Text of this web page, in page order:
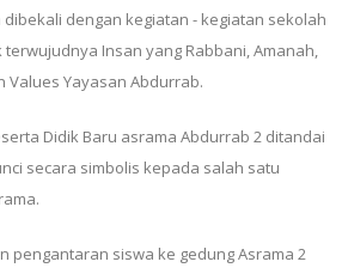
dengan kegiatan - kegiatan sekolah
Insan yang Rabbani, Amanah,
Values Yayasan Abdurrab.
Didik Baru asrama Abdurrab 2 ditandai
secara simbolis kepada salah satu
pengantaran siswa ke gedung Asrama 2